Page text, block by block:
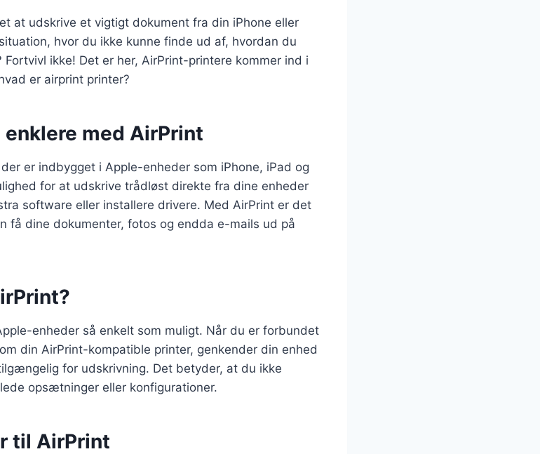
at udskrive et vigtigt dokument fra din iPhone eller
hvor du ikke kunne finde ud af, hvordan du
ikke! Det er her, AirPrint-printere kommer ind i
er airprint printer?
med AirPrint
er indbygget i Apple-enheder som iPhone, iPad og
for at udskrive trådløst direkte fra dine enheder
software eller installere drivere. Med AirPrint er det
få dine dokumenter, fotos og endda e-mails ud på
enheder så enkelt som muligt. Når du er forbundet
din AirPrint-kompatible printer, genkender din enhed
for udskrivning. Det betyder, at du ikke
opsætninger eller konfigurationer.
til AirPrint